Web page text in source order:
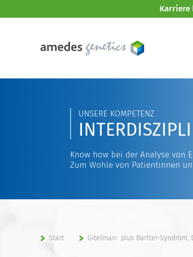
Karriere
UNSERE KOMPETENZ
Know how bei der Analyse von
Zum Wohle von Patientinnen
Start Gitelman- plus Bartter-Syndrom,